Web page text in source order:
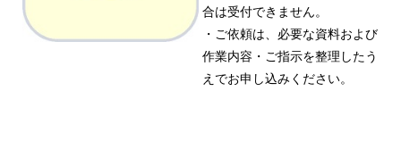
合は受付できません。
・ご依頼は、必要な資料および
作業内容・ご指示を整理したう
えでお申し込みください。